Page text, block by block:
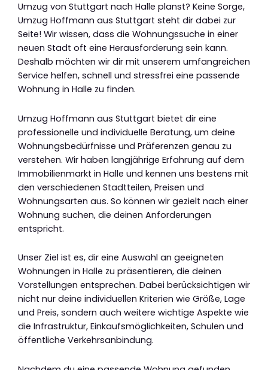
Umzug von Stuttgart nach Halle planst? Keine Sorge,
Umzug Hoffmann aus Stuttgart steht dir dabei zur
Seite! Wir wissen, dass die Wohnungssuche in einer
neuen Stadt oft eine Herausforderung sein kann.
Deshalb möchten wir dir mit unserem umfangreichen
Service helfen, schnell und stressfrei eine passende
Wohnung in Halle zu finden.
Umzug Hoffmann aus Stuttgart bietet dir eine
professionelle und individuelle Beratung, um deine
Wohnungsbedürfnisse und Präferenzen genau zu
verstehen. Wir haben langjährige Erfahrung auf dem
Immobilienmarkt in Halle und kennen uns bestens mit
den verschiedenen Stadtteilen, Preisen und
Wohnungsarten aus. So können wir gezielt nach einer
Wohnung suchen, die deinen Anforderungen
entspricht.
Unser Ziel ist es, dir eine Auswahl an geeigneten
Wohnungen in Halle zu präsentieren, die deinen
Vorstellungen entsprechen. Dabei berücksichtigen wir
nicht nur deine individuellen Kriterien wie Größe, Lage
und Preis, sondern auch weitere wichtige Aspekte wie
die Infrastruktur, Einkaufsmöglichkeiten, Schulen und
öffentliche Verkehrsanbindung.